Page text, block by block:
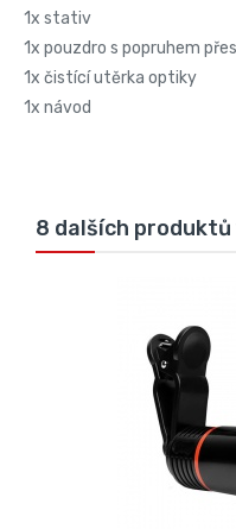
1x stativ
1x pouzdro s popruhem
1x čistící utěrka optiky
1x návod
8 dalších